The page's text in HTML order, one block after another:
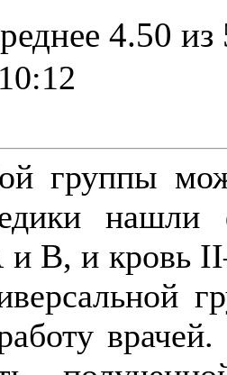
4.50 из
группы
нашли
В, и кровь